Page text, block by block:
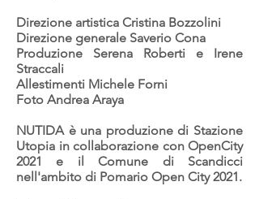
Direzione artistica Cristina Bozzolini
Direzione generale Saverio Cona
Produzione Serena Roberti e Irene
Straccali
Allestimenti Michele Forni
Foto Andrea Araya
NUTIDA è una produzione di Stazione
Utopia in collaborazione con OpenCity
2021 e il Comune di Scandicci
nell'ambito di Pomario Open City 2021.